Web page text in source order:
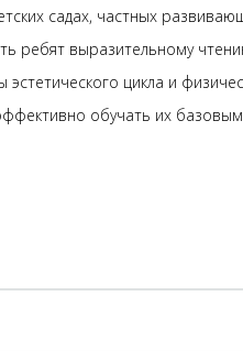
садах, частных
ребят выразительному
цикла и
обучать их